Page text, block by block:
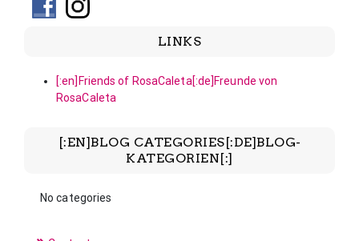
LINKS
[:en]Friends of RosaCaleta[:de]Freunde von
RosaCaleta
[:EN]BLOG CATEGORIES[:DE]BLOG-
KATEGORIEN[:]
No categories